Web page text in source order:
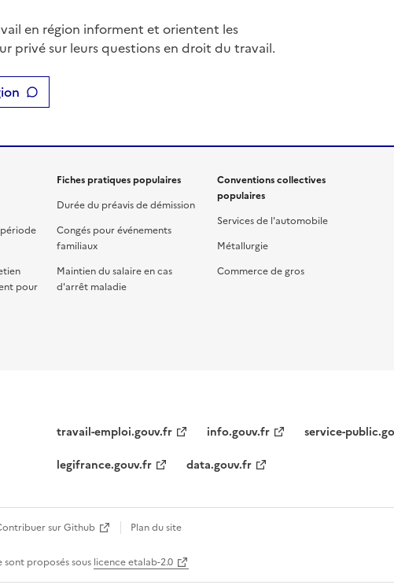
en région informent et orientent les
privé sur leurs questions en droit du travail.
pour
Fiches pratiques populaires
Durée du préavis de démission
Congés pour événements
familiaux
Maintien du salaire en cas
d'arrêt maladie
Conventions collectives
populaires
Services de l'automobile
Métallurgie
Commerce de gros
travail-emploi.gouv.fr info.gouv.fr
service-
legifrance.gouv.fr
data.gouv.fr
sur Github Plan du site
proposés sous licence etalab-2.0